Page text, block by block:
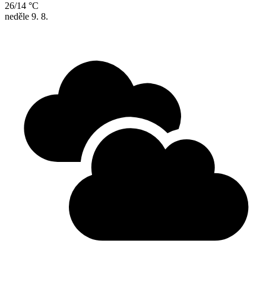
26/14 °C
neděle 9. 8.